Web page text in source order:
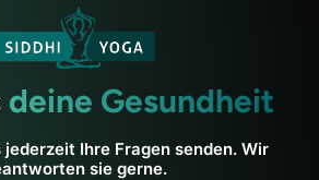
deine Gesundheit
jederzeit Ihre Fragen senden. Wir
sie gerne.